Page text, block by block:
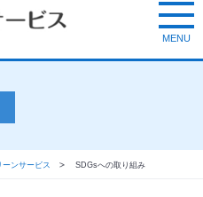
ンサービス SDGsへの取り組み